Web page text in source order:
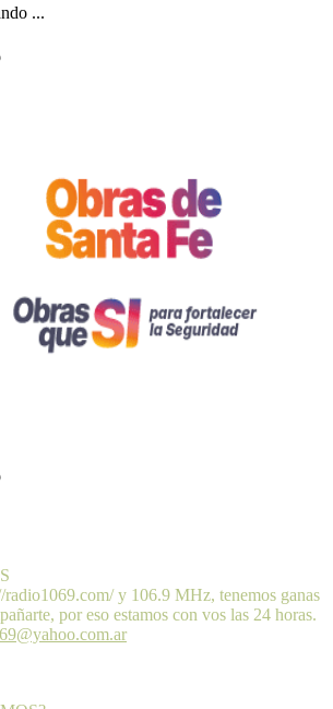
...
y 106.9 MHz, tenemos ganas
por eso estamos con vos las 24 horas.